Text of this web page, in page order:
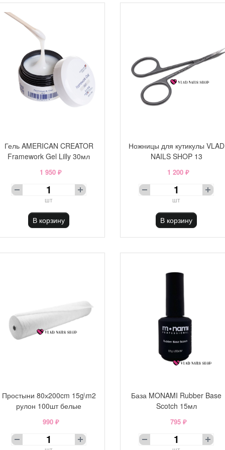
Гель AMERICAN CREATOR
Framework Gel Lilly 30мл
1 950 ₽
шт
В корзину
Ножницы для кутикулы VLAD
NAILS SHOP 13
1 200 ₽
шт
В корзину
Простыни 80х200cm 15g\m2
рулон 100шт белые
990 ₽
База MONAMI Rubber Base
Scotch 15мл
795 ₽